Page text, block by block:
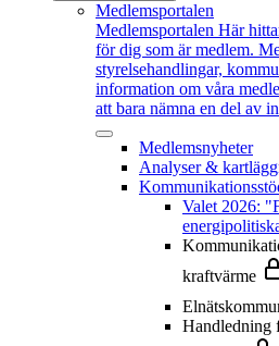
Medlemsportalen
Medlemsportalen Här
för dig som är medlem.
styrelsehandlingar,
information om våra
att bara nämna en del av
Medlemsnyheter
Analyser &
Valet 2026:
kraftvärme
Handledning